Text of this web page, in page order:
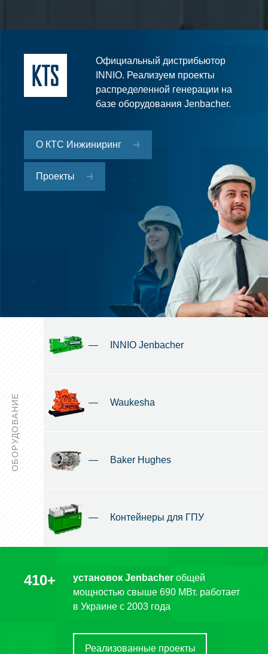
Официальный дистрибьютор
INNIO. Реализуем проекты
распределенной генерации на
базе оборудования Jenbacher.
О КТС Инжиниринг
Проекты
ОБОРУДОВАНИЕ
— INNIO Jenbacher
— Waukesha
— Baker Hughes
— Контейнеры для ГПУ
410+ установок Jenbacher общей
мощностью свыше 690 МВт. работает
в Украине c 2003 года
Реализованные проекты